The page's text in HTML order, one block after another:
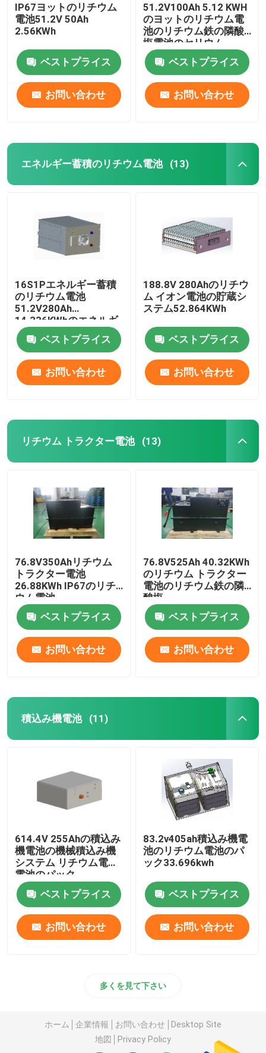
IP67ヨットのリチウム
電池51.2V 50Ah
2.56KWh
ベストプライス
お問い合わせ
51.2V100Ah 5.12 KWH
のヨットのリチウム電
池のリチウム鉄の隣酸
塩電池のセリウム
ベストプライス
お問い合わせ
エネルギー蓄積のリチウム電池 (13)
16S1Pエネルギー蓄積
のリチウム電池
51.2V280Ah
14.336KWhのエネルギ
ー蓄積 システム
ベストプライス
お問い合わせ
188.8V 280Ahのリチウ
ム イオン電池の貯蔵シ
ステム52.864KWh
ベストプライス
お問い合わせ
リチウム トラクター電池 (13)
76.8V350Ahリチウム
トラクター電池
26.88KWh IP67のリチ
ウム電池
ベストプライス
お問い合わせ
76.8V525Ah 40.32KWh
のリチウム トラクター
電池のリチウム鉄の隣
酸塩
ベストプライス
お問い合わせ
積込み機電池 (11)
614.4V 255Ahの積込み
機電池の機械積込み機
システム リチウム電池
電池のパック
ベストプライス
お問い合わせ
83.2v405ah積込み機電
池のリチウム電池のパ
ック33.696kwh
ベストプライス
お問い合わせ
多くを見て下さい
ホーム 企業情報 お問い合わせ
Desktop Site
地図
Privacy Policy